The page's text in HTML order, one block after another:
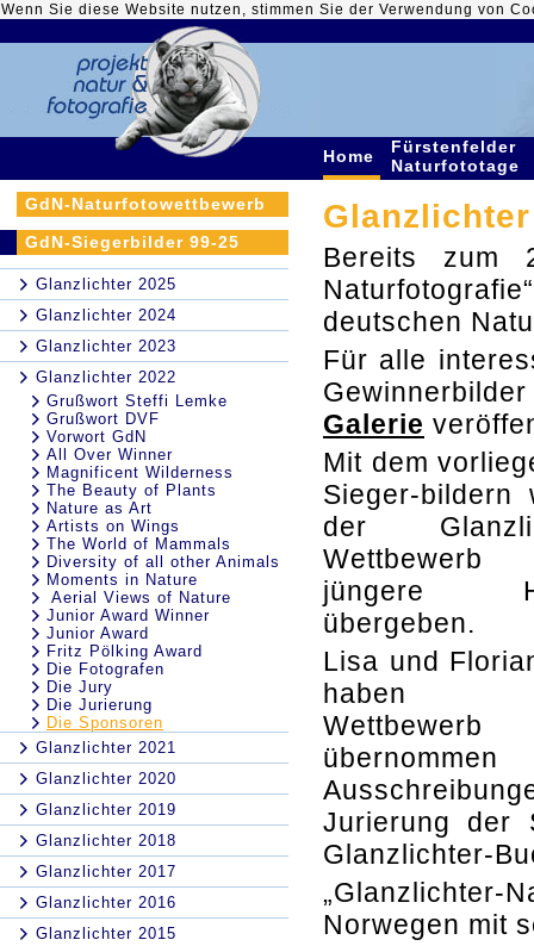
Wenn Sie diese Website nutzen, stimmen Sie der Verwendung von
Home
Fürstenfelder
Naturfototage
GdN-Naturfotowettbewerb
GdN-Siegerbilder 99-25
Glanzlichter 2025
Glanzlichter 2024
Glanzlichter 2023
Glanzlichter 2022
Grußwort Steffi Lemke
Grußwort DVF
Vorwort GdN
All Over Winner
Magnificent Wilderness
The Beauty of Plants
Nature as Art
Artists on Wings
The World of Mammals
Diversity of all other Animals
Moments in Nature
Aerial Views of Nature
Junior Award Winner
Junior Award
Fritz Pölking Award
Die Fotografen
Die Jury
Die Jurierung
Die Sponsoren
Glanzlichter 2021
Glanzlichter 2020
Glanzlichter 2019
Glanzlichter 2018
Glanzlichter 2017
Glanzlichter 2016
Glanzlichter 2015
Bereits zum
deutschen
Für alle
Galerie
Mit dem
Sieger-bildern
der
jüngere
übergeben.
Lisa und
haben
Wettbewerb
Jurierung der
Glanzlichter-
Norwegen mit